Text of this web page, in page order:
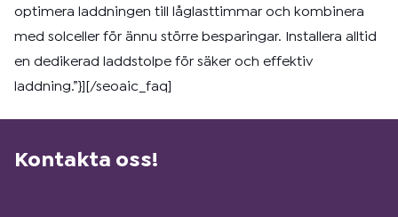
optimera laddningen till låglasttimmar och kombinera
med solceller för ännu större besparingar. Installera alltid
en dedikerad laddstolpe för säker och effektiv
laddning.”}][/seoaic_faq]
Kontakta oss!